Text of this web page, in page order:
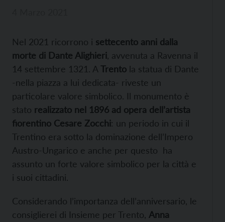
Nel 2021 ricorrono i settecento anni dalla
morte di Dante Alighieri , avvenuta a Ravenna il
14 settembre 1321. A Trento la statua di Dante
-nella piazza a lui dedicata- riveste un
particolare valore simbolico. Il monumento è
stato realizzato nel 1896 ad opera dell’artista
fiorentino Cesare Zocchi: un periodo in cui il
Trentino era sotto la dominazione dell’Impero
Austro-Ungarico e anche per questo ha
assunto un forte valore simbolico per la città e
i suoi cittadini.
Considerando l’importanza dell’anniversario, le
consiglierei di Insieme per Trento, Anna